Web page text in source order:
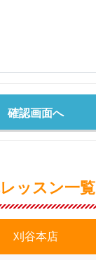
ッスン一覧
刈谷本店